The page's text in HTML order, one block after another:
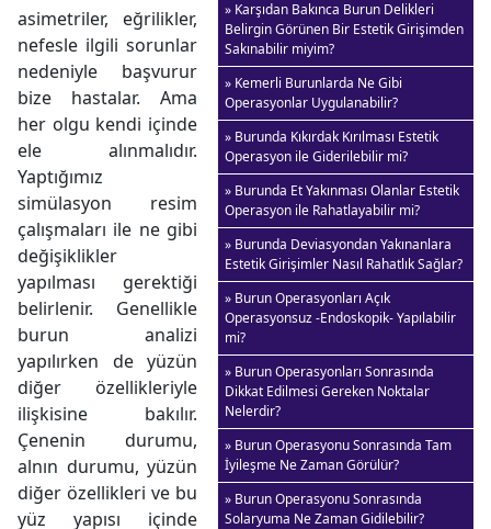
asimetriler, eğrilikler,
nefesle ilgili sorunlar
nedeniyle başvurur
bize hastalar. Ama
her olgu kendi içinde
ele alınmalıdır.
Yaptığımız
simülasyon resim
çalışmaları ile ne gibi
değişiklikler
yapılması gerektiği
belirlenir. Genellikle
burun analizi
yapılırken de yüzün
diğer özellikleriyle
ilişkisine bakılır.
Çenenin durumu,
alnın durumu, yüzün
diğer özellikleri ve bu
yüz yapısı içinde
» Karşıdan Bakınca Burun Delikleri
Belirgin Görünen Bir Estetik Girişimden
Sakınabilir miyim?
» Kemerli Burunlarda Ne Gibi
Operasyonlar Uygulanabilir?
» Burunda Kıkırdak Kırılması Estetik
Operasyon ile Giderilebilir mi?
» Burunda Et Yakınması Olanlar Estetik
Operasyon ile Rahatlayabilir mi?
» Burunda Deviasyondan Yakınanlara
Estetik Girişimler Nasıl Rahatlık Sağlar?
» Burun Operasyonları Açık
Operasyonsuz -Endoskopik- Yapılabilir
mi?
» Burun Operasyonları Sonrasında
Dikkat Edilmesi Gereken Noktalar
Nelerdir?
» Burun Operasyonu Sonrasında Tam
İyileşme Ne Zaman Görülür?
» Burun Operasyonu Sonrasında
Solaryuma Ne Zaman Gidilebilir?